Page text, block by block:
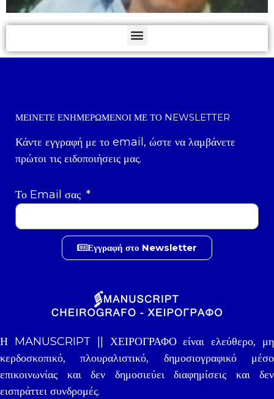
ΜΕΊΝΕΤΕ ΕΝΗΜΕΡΩΜΈΝΟΙ ΜΕ ΤΟ NEWSLETTER
Κάντε εγγραφή με το email, ώστε να λαμβάνετε
πρώτοι τις ειδοποιήσεις μας.
Το Email σας
Εγγραφή στο Newsletter
Η MANUSCRIPT || ΧΕΙΡΟΓΡΑΦΟ είναι ελεύθερο, μη
κερδοσκοπικό, πλουραλιστικό, δημοσιογραφικό μέσο
επικοινωνίας και δεν δημοσιεύει διαφημίσεις και δεν
εισπράττει συνδρομές.